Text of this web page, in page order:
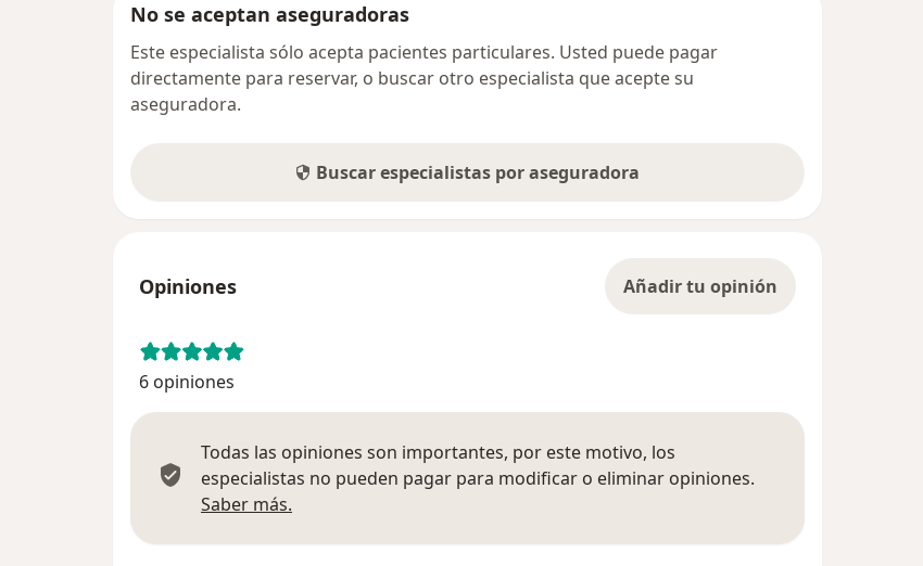
No se aceptan aseguradoras
Este especialista sólo acepta pacientes particulares. Usted puede pagar
directamente para reservar, o buscar otro especialista que acepte su
aseguradora.
Buscar especialistas por aseguradora
Opiniones Añadir tu opinión
6 opiniones
Todas las opiniones son importantes, por este motivo, los
especialistas no pueden pagar para modificar o eliminar opiniones.
Saber más.